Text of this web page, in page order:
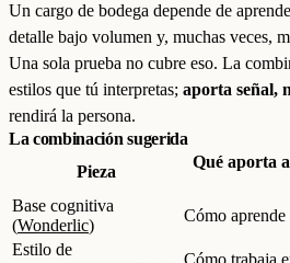
Un cargo de bodega depende de
detalle bajo volumen y, muchas veces,
Una sola prueba no cubre eso. La
estilos que tú interpretas; aporta señal,
rendirá la persona.
La combinación sugerida
Pieza
Qué aporta
Base cognitiva
(Wonderlic)
Cómo aprende
Estilo de
Cómo trabaja